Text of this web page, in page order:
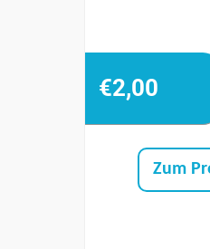
€2,00
Zum